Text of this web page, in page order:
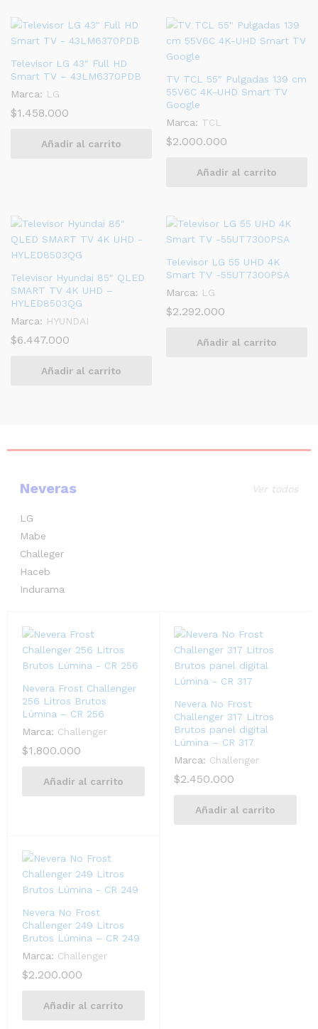
Televisor LG 43″ Full HD
Smart TV – 43LM6370PDB
Marca: LG
$1.458.000
Añadir al carrito
TV TCL 55″ Pulgadas 139 cm
55V6C 4K-UHD Smart TV
Google
Marca: TCL
$2.000.000
Añadir al carrito
Televisor Hyundai 85″ QLED
SMART TV 4K UHD –
HYLED8503QG
Marca: HYUNDAI
$6.447.000
Añadir al carrito
Televisor LG 55 UHD 4K
Smart TV -55UT7300PSA
Marca: LG
$2.292.000
Añadir al carrito
Neveras
LG
Mabe
Challeger
Haceb
Indurama
Ver todos
Nevera Frost Challenger
256 Litros Brutos
Lúmina – CR 256
Marca: Challenger
$1.800.000
Añadir al carrito
Nevera No Frost
Challenger 317 Litros
Brutos panel digital
Lúmina – CR 317
Marca: Challenger
$2.450.000
Añadir al carrito
Nevera No Frost
Challenger 249 Litros
Brutos Lúmina – CR 249
Marca: Challenger
$2.200.000
Añadir al carrito